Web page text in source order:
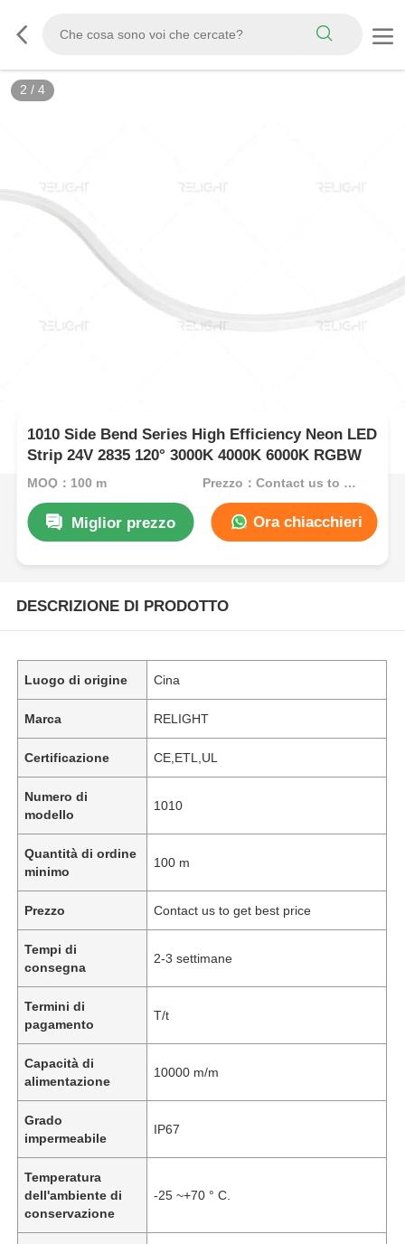
2 / 4
1010 Side Bend Series High Efficiency Neon LED
Strip 24V 2835 120° 3000K 4000K 6000K RGBW
MOQ：100 m Prezzo：Contact us to get best price
Miglior prezzo Ora chiacchieri
DESCRIZIONE DI PRODOTTO
Luogo di origine Cina
Marca RELIGHT
Certificazione CE,ETL,UL
Numero di
modello
1010
Quantità di ordine
minimo
100 m
Prezzo Contact us to get best price
Tempi di
consegna
2-3 settimane
Termini di
pagamento
T/t
Capacità di
alimentazione
10000 m/m
Grado
impermeabile
IP67
Temperatura
dell'ambiente di
conservazione
-25 ~+70 ° C.